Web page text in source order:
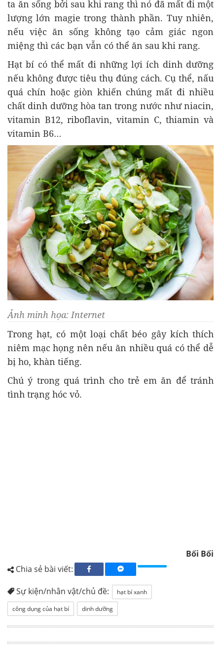
ta ăn sống bởi sau khi rang thì nó đã mất đi một
lượng lớn magie trong thành phần. Tuy nhiên,
nếu việc ăn sống không tạo cảm giác ngon
miệng thì các bạn vẫn có thể ăn sau khi rang.
Hạt bí có thể mất đi những lợi ích dinh dưỡng
nếu không được tiêu thụ đúng cách. Cụ thể, nấu
quá chín hoặc giòn khiến chúng mất đi nhiều
chất dinh dưỡng hòa tan trong nước như niacin,
vitamin B12, riboflavin, vitamin C, thiamin và
vitamin B6…
Ảnh minh họa: Internet
Trong hạt, có một loại chất béo gây kích thích
niêm mạc họng nên nếu ăn nhiều quá có thể dễ
bị ho, khàn tiếng.
Chú ý trong quá trình cho trẻ em ăn để tránh
tình trạng hóc vỏ.
Bối Bối
Chia sẻ bài viết:
Sự kiện/nhân vật/chủ đề:
hạt bí xanh
công dụng của hạt bí
dinh dưỡng